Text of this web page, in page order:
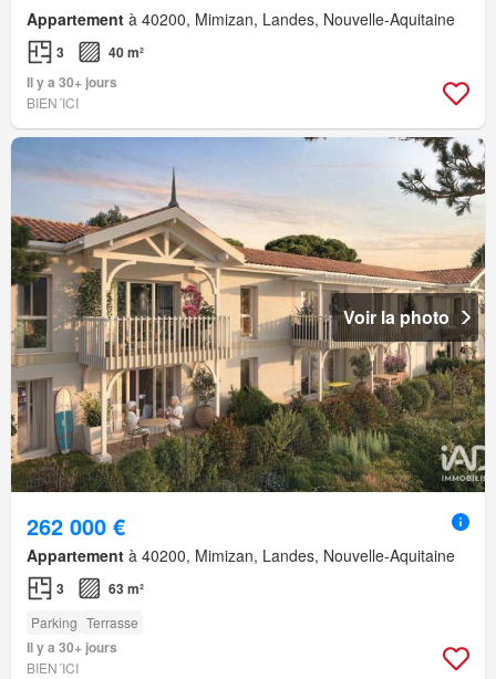
Appartement à 40200, Mimizan, Landes, Nouvelle-Aquitaine
3
40 m²
Il y a 30+ jours
BIEN´ICI
Voir la photo
262 000 €
Appartement à 40200, Mimizan, Landes, Nouvelle-Aquitaine
3 63 m²
Parking Terrasse
Il y a 30+ jours
BIEN´ICI